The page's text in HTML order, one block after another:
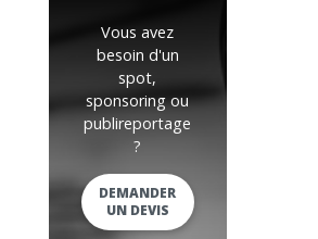
Vous avez
besoin d'un
spot,
sponsoring ou
publireportage
?
DEMANDER
UN DEVIS